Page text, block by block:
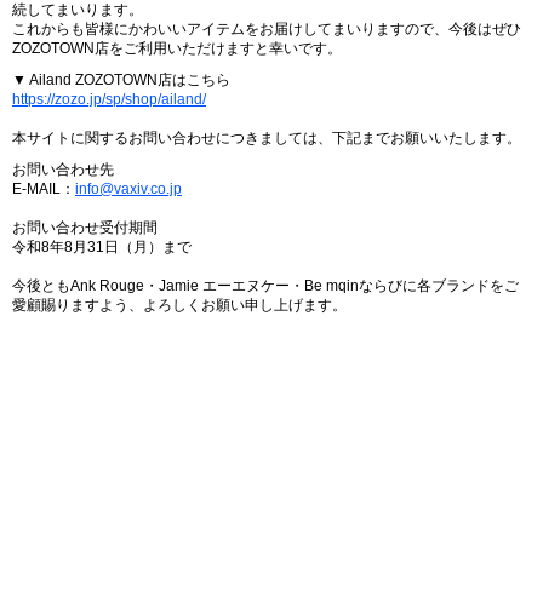
続してまいります。
これからも皆様にかわいいアイテムをお届けしてまいりますので、今後はぜひ
ZOZOTOWN店をご利用いただけますと幸いです。
▼ Ailand ZOZOTOWN店はこちら
https://zozo.jp/sp/shop/ailand/
本サイトに関するお問い合わせにつきましては、下記までお願いいたします。
お問い合わせ先
E-MAIL： info@vaxiv.co.jp
お問い合わせ受付期間
令和8年8月31日（月）まで
今後ともAnk Rouge・Jamie エーエヌケー・Be mqinならびに各ブランドをご
愛顧賜りますよう、よろしくお願い申し上げます。